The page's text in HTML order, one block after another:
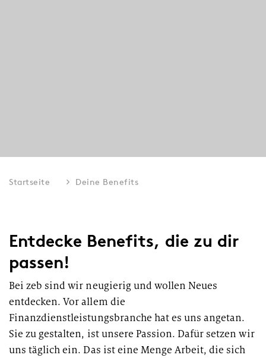
Startseite Deine Benefits
Entdecke Benefits, die zu dir
passen!
Bei zeb sind wir neugierig und wollen Neues
entdecken. Vor allem die
Finanzdienstleistungsbranche hat es uns angetan.
Sie zu gestalten, ist unsere Passion. Dafür setzen wir
uns täglich ein. Das ist eine Menge Arbeit, die sich